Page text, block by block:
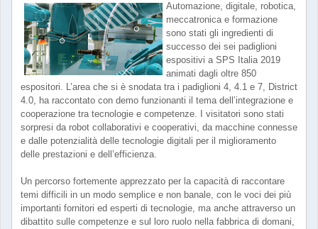
Automazione, digitale, robotica,
meccatronica e formazione
sono stati gli ingredienti di
successo dei sei padiglioni
espositivi a SPS Italia 2019
animati dagli oltre 850
espositori. L’area che si è snodata tra i padiglioni 4, 4.1 e 7, District
4.0, ha raccontato con demo funzionanti il tema dell’integrazione e
cooperazione tra tecnologie e competenze. I visitatori sono stati
sorpresi da robot collaborativi e cooperativi, da macchine connesse
e dalle potenzialità delle tecnologie digitali per il miglioramento
delle prestazioni e dell’efficienza.
Un percorso fortemente apprezzato per la capacità di raccontare
temi difficili in un modo semplice e non banale, con le voci dei più
importanti fornitori ed esperti di tecnologie, ma anche attraverso un
dibattito sulle competenze e sul loro ruolo nella fabbrica di domani,